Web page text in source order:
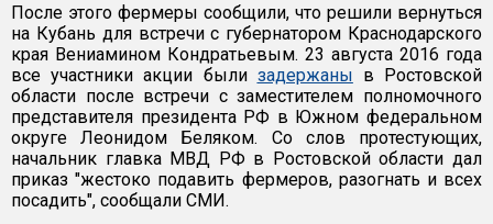
После этого фермеры сообщили, что решили вернуться
на Кубань для встречи с губернатором Краснодарского
края Вениамином Кондратьевым. 23 августа 2016 года
все участники акции были задержаны в Ростовской
области после встречи с заместителем полномочного
представителя президента РФ в Южном федеральном
округе Леонидом Беляком. Со слов протестующих,
начальник главка МВД РФ в Ростовской области дал
приказ "жестоко подавить фермеров, разогнать и всех
посадить", сообщали СМИ.